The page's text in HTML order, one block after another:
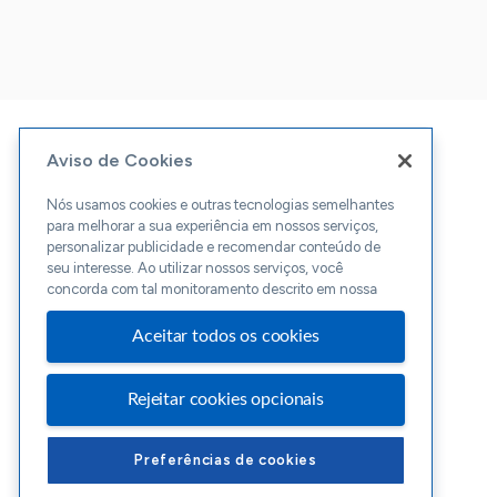
Aviso de Cookies
Nós usamos cookies e outras tecnologias semelhantes
para melhorar a sua experiência em nossos serviços,
personalizar publicidade e recomendar conteúdo de
seu interesse. Ao utilizar nossos serviços, você
concorda com tal monitoramento descrito em nossa
Aceitar todos os cookies
Rejeitar cookies opcionais
Preferências de cookies